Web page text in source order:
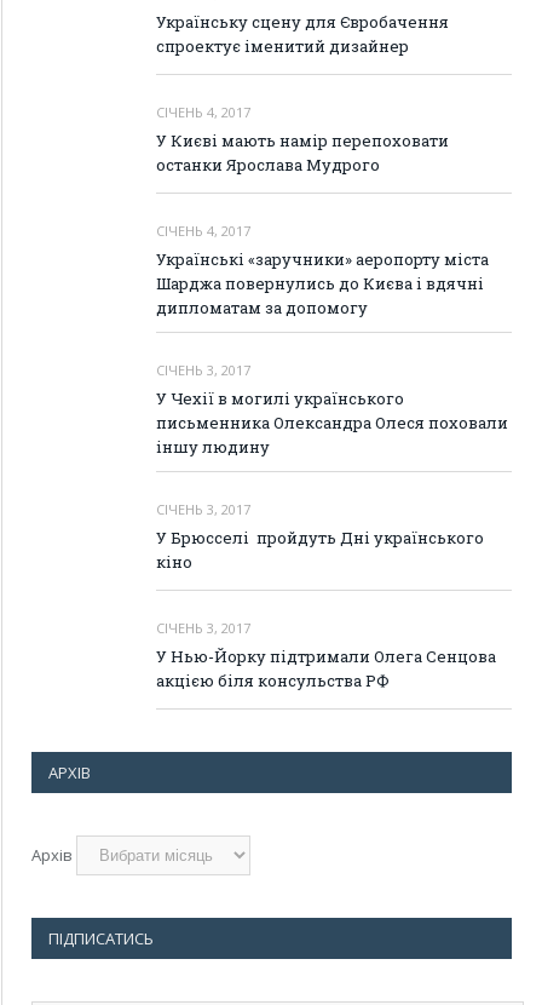
Українську сцену для Євробачення
спроектує іменитий дизайнер
СІЧЕНЬ 4, 2017
У Києві мають намір перепоховати
останки Ярослава Мудрого
СІЧЕНЬ 4, 2017
Українські «заручники» аеропорту міста
Шарджа повернулись до Києва і вдячні
дипломатам за допомогу
СІЧЕНЬ 3, 2017
У Чехії в могилі українського
письменника Олександра Олеся поховали
іншу людину
СІЧЕНЬ 3, 2017
У Брюсселі пройдуть Дні українського
кіно
СІЧЕНЬ 3, 2017
У Нью-Йорку підтримали Олега Сенцова
акцією біля консульства РФ
АРХІВ
Архів
ПІДПИСАТИСЬ